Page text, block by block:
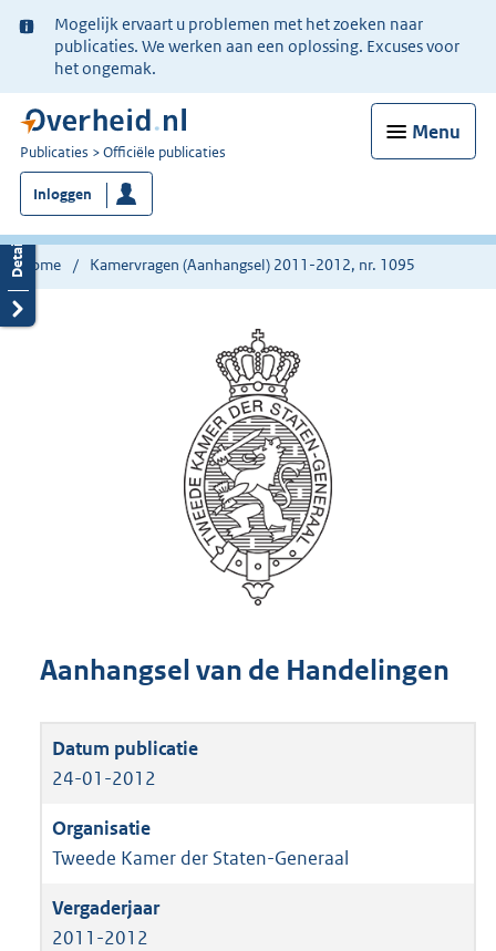
Ter
informatie:
Mogelijk ervaart u problemen met het zoeken naar
publicaties. We werken aan een oplossing. Excuses voor
het ongemak.
Menu
U
bent
nu
hier:
Publicaties Officiële publicaties
Inloggen
Home Kamervragen (Aanhangsel) 2011-2012, nr. 1095
Aanhangsel van de Handelingen
24-01-2012
Tweede Kamer der Staten-Generaal
2011-2012